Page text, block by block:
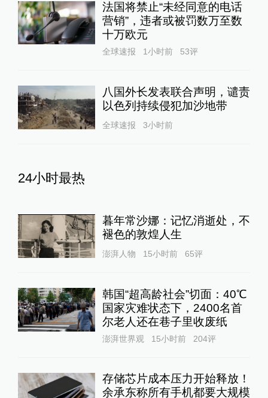
法国将禁止“未经同意的电话
营销”，违者或被罚数万至数
十万欧元
全球速报 1小时前 53评
八国外长发表联合声明，谴责
以色列持续侵犯加沙地带
全球速报 3小时前
24小时最热
暮年常沙娜：记忆消逝处，不
褪色的敦煌人生
澎湃人物 15小时前 65评
韩国“超高龄社会”切面：40℃
国家灾难状态下，2400名首
尔老人还在巷子里收废纸
澎湃世界观 15小时前 204评
存储芯片成本压力开始释放！
余承东称所有手机都要大规模